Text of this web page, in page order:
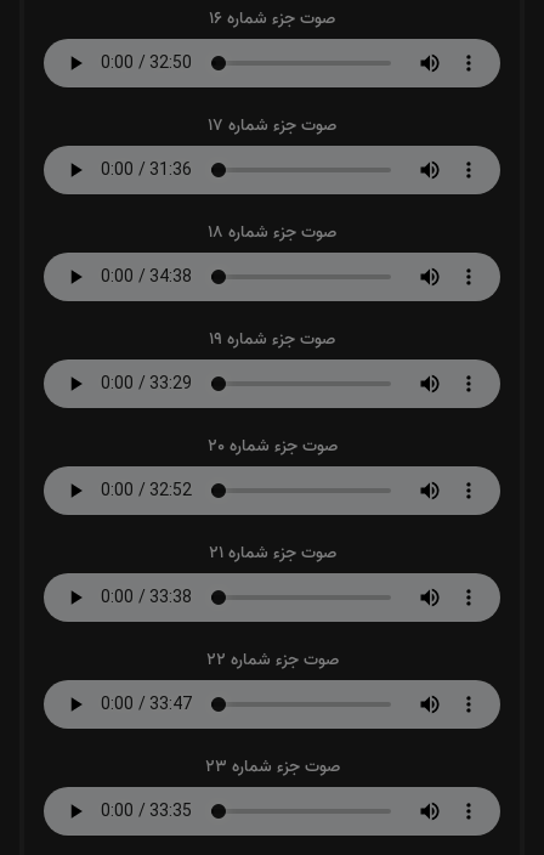
صوت جزء شماره 16
صوت جزء شماره 17
صوت جزء شماره 18
صوت جزء شماره 19
صوت جزء شماره 20
صوت جزء شماره 21
صوت جزء شماره 22
صوت جزء شماره 23